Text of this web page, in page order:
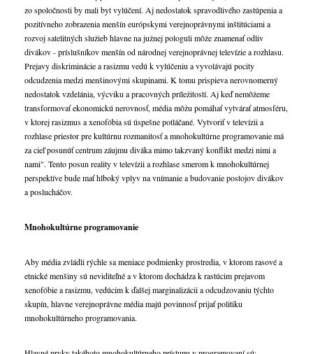
zo spoločnosti by mali byt vylúčení. Aj nedostatok spravodlivého zastúpenia a
pozitívneho zobrazenia menšín európskymi verejnoprávnymi inštitúciami a
rozvoj satelitných služieb hlavne na južnej pologuli môže znamenať odliv
divákov - príslušníkov menšín od národnej verejnoprávnej televízie a rozhlasu.
Prejavy diskriminácie a rasizmu vedú k vylúčeniu a vyvolávajú pocity
odcudzenia medzi menšinovými skupinami. K tomu prispieva nerovnomerný
nedostatok vzdelánia, výcviku a pracovných príležitostí. Aj keď nemôžeme
transformovať ekonomickú nerovnosť, média môžu pomáhať vytvárať atmosféru,
v ktorej rasizmus a xenofóbia sú úspešne potláčané. Vytvoriť v televízii a
rozhlase priestor pre kultúrnu rozmanitosť a mnohokultúrne programovanie má
za cieľ posunúť centrum záujmu diváka mimo takzvaný konflikt medzi nimi a
nami". Tento posun reality v televízii a rozhlase smerom k mnohokultúrnej
perspektíve bude mať hlboký vplyv na vnímanie a budovanie postojov divákov
a poslucháčov.
Mnohokultúrne programovanie
Aby média zvládli rýchle sa meniace podmienky prostredia, v ktorom rasové a
etnické menšiny sú neviditeľné a v ktorom dochádza k rastúcim prejavom
xenofóbie a rasizmu, vedúcim k ďalšej marginalizácii a odcudzovaniu týchto
skupín, hlavne verejnoprávne média majú povinnosť prijať politiku
mnohokultúrneho programovania.